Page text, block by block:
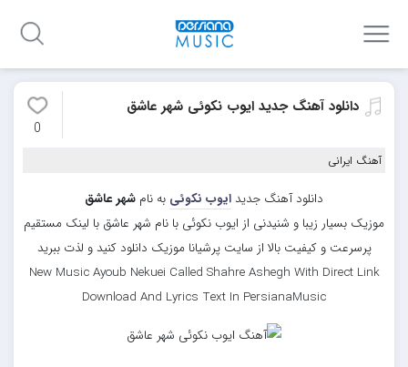
دانلود آهنگ جدید ایوب نکوئی شهر عاشق
0
آهنگ ایرانی
دانلود آهنگ جدید ایوب نکوئی به نام شهر عاشق
موزیک بسیار زیبا و شنیدنی از ایوب نکوئی با نام شهر عاشق با لینک مستقیم
پرسرعت و کیفیت بالا از سایت پرشیانا موزیک دانلود کنید و لذت ببرید
New Music Ayoub Nekuei Called Shahre Ashegh With Direct Link
Download And Lyrics Text In PersianaMusic